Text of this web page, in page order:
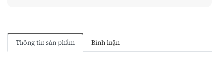
Thông tin sản phẩm Bình luận